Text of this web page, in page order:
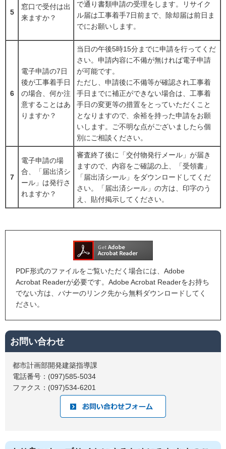
5
窓口で受付は出
来ますか？
で通り書類申請の受理をします。リサイク
ル届は工事着手7日前まで、除却届は前日ま
でにお願いします。
6
電子申請の7日
後が工事着手日
の場合、何か注
意することはあ
りますか？
当日の午後5時15分までに申請を行ってくだ
さい。申請内容に不備が無ければ電子申請
が可能です。
ただし、申請後に不備等が確認され工事着
手日までに補正ができない場合は、工事着
手日の変更等の措置をとっていただくこと
となりますので、余裕を持った申請をお願
いします。ご不明な点がございましたら個
別にご相談ください。
7
電子申請の場
合、「届出済シ
ール」は発行さ
れますか？
審査終了後に「交付物発行メール」が届き
ますので、内容をご確認の上、「受領書」
「届出済シール」をダウンロードしてくだ
さい。「届出済シール」の方は、印字のう
え、貼付掲示してください。
PDF形式のファイルをご覧いただく場合には、Adobe
Acrobat Readerが必要です。Adobe Acrobat Readerをお持ち
でない方は、バナーのリンク先から無料ダウンロードしてく
ださい。
お問い合わせ
都市計画部開発建築指導課
電話番号：(097)585-5034
ファクス：(097)534-6201